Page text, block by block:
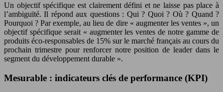
Un objectif spécifique est clairement défini et ne laisse pas place à
l’ambiguïté. Il répond aux questions : Qui ? Quoi ? Où ? Quand ?
Pourquoi ? Par exemple, au lieu de dire « augmenter les ventes », un
objectif spécifique serait « augmenter les ventes de notre gamme de
produits éco-responsables de 15% sur le marché français au cours du
prochain trimestre pour renforcer notre position de leader dans le
segment du développement durable ».
Mesurable : indicateurs clés de performance (KPI)